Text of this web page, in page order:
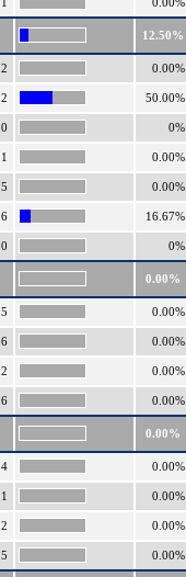
12.50%
2 0.00%
2 50.00%
0 0%
1 0.00%
5 0.00%
6 16.67%
0 0%
0.00%
5 0.00%
6 0.00%
2 0.00%
6 0.00%
0.00%
4 0.00%
1 0.00%
2 0.00%
5 0.00%